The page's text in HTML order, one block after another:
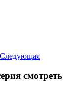
Следующая
смотреть